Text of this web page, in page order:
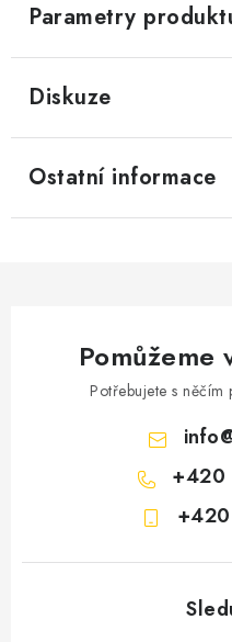
Parametry
Diskuze
Ostatní informace
Pomůžeme
Potřebujete s něčím
info
+420
+420